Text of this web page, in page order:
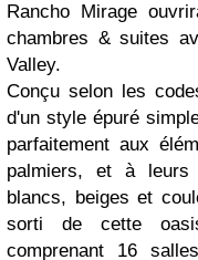
Rancho Mirage
chambres & suites
Valley.
Conçu selon les
d'un style épuré
parfaitement aux
palmiers, et à leurs
blancs, beiges et
sorti de cette
comprenant 16